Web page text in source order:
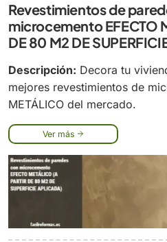
Revestimientos de
microcemento EFECTO
DE 80 M2 DE
Descripción: Decora tu
mejores revestimientos de
METÁLICO del mercado.
Ver más